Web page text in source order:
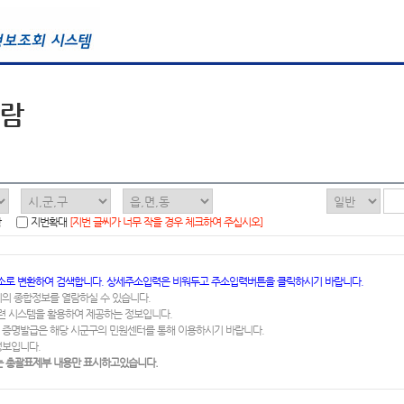
지번확대 [지번 글씨가 너무 작을 경우 체크하여 주십시오]
로 변환하여 검색합니다. 상세주소입력은 비워두고 주소입력버튼을 클릭하시기 바랍니다.
종합정보를 열람하실 수 있습니다.
시스템을 활용하여 제공하는 정보입니다.
명발급은 해당 시군구의 민원센터를 통해 이용하시기 바랍니다.
입니다.
총괄표제부 내용만 표시하고있습니다.